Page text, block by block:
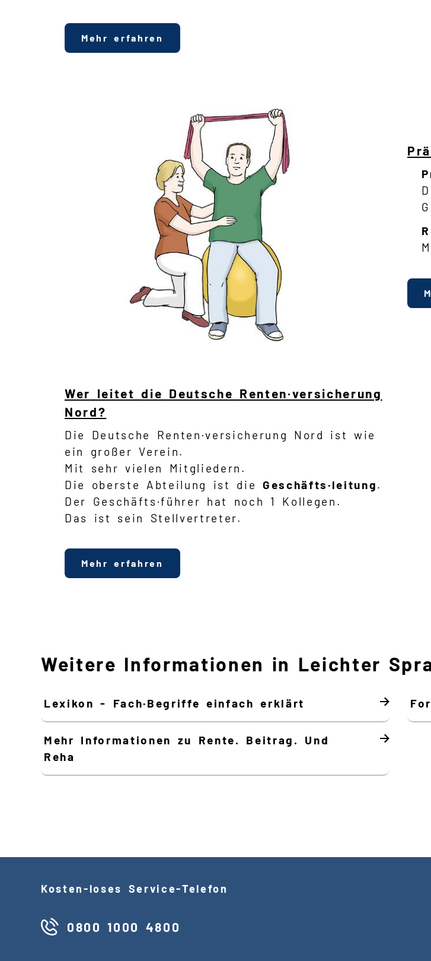
Mehr erfahren
Wer leitet die Deutsche Renten·versicherung
Nord?
Die Deutsche Renten·versicherung Nord ist wie
ein großer Verein.
Mit sehr vielen Mitgliedern.
Die oberste Abteilung ist die Geschäfts·leitung.
Der Geschäfts·führer hat noch 1 Kollegen.
Das ist sein Stellvertreter.
Mehr erfahren
Weitere Informationen in Leichter
Lexikon - Fach·Begriffe einfach erklärt
Mehr Informationen zu Rente. Beitrag. Und
Reha
Kosten-loses Service-Telefon
0800 1000 4800